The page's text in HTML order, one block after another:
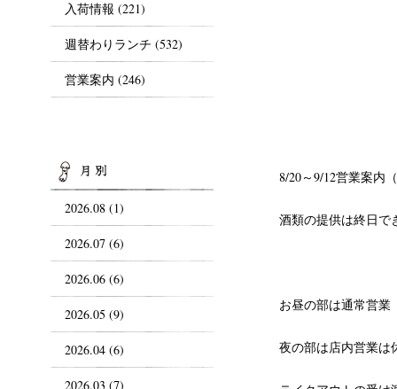
8/20～9/12営業案内
酒類の提供は終日で
お昼の部は通常営
夜の部は店内営業は
入荷情報 (221)
週替わりランチ (532)
営業案内 (246)
2026.08 (1)
2026.07 (6)
2026.06 (6)
2026.05 (9)
2026.04 (6)
2026.03 (7)